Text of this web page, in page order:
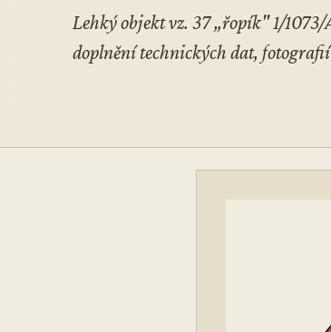
Lehký objekt vz. 37 „řopík" 1/
doplnění technických dat,